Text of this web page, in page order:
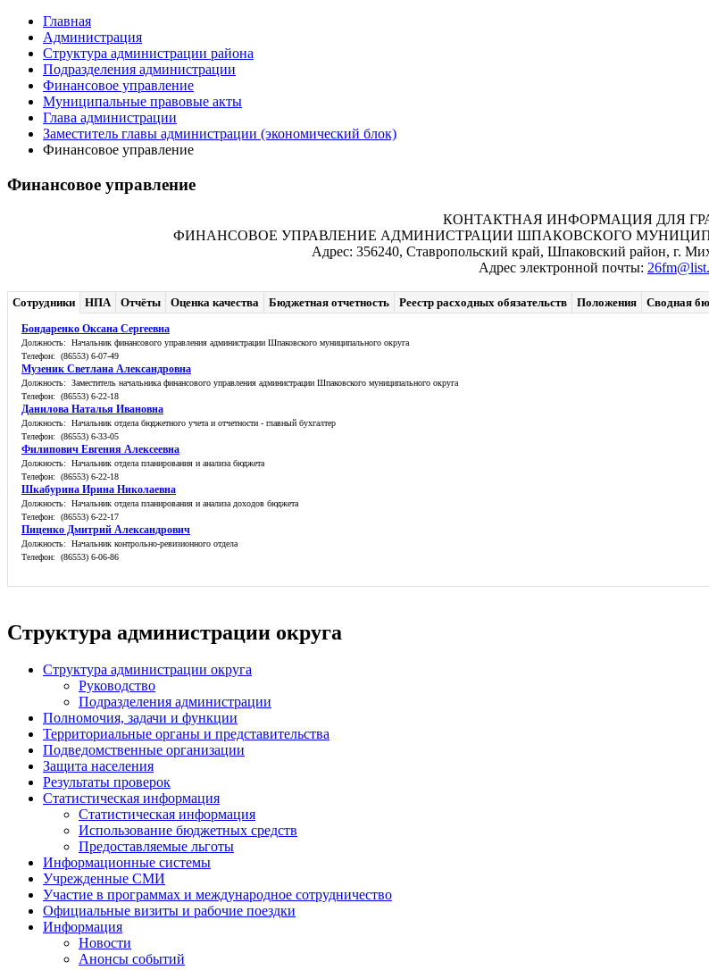
Главная
Администрация
Структура администрации района
Подразделения администрации
Финансовое управление
Муниципальные правовые акты
Глава администрации
Заместитель главы администрации (экономический блок)
Финансовое управление
Финансовое управление
КОНТАКТНАЯ ИНФОРМАЦИЯ ДЛЯ
ФИНАНСОВОЕ УПРАВЛЕНИЕ АДМИНИСТРАЦИИ ШПАКОВСКОГО
Адрес: 356240, Ставропольский край, Шпаковский район, г.
Адрес электронной почты:
Сотрудники НПА Отчёты Оценка качества Бюджетная отчетность Реестр расходных обязательств Положения Сводная
Бондаренко Оксана Сергеевна
Должность: Начальник финансового управления администрации Шпаковского муниципального округа
Телефон: (86553) 6-07-49
Музеник Светлана Александровна
Должность: Заместитель начальника финансового управления администрации Шпаковского муниципального округа
Телефон: (86553) 6-22-18
Данилова Наталья Ивановна
Должность: Начальник отдела бюджетного учета и отчетности - главный бухгалтер
Телефон: (86553) 6-33-05
Филипович Евгения Алексеевна
Должность: Начальник отдела планирования и анализа бюджета
Телефон: (86553) 6-22-18
Шкабурина Ирина Николаевна
Должность: Начальник отдела планирования и анализа доходов бюджета
Телефон: (86553) 6-22-17
Пиценко Дмитрий Александрович
Должность: Начальник контрольно-ревизионного отдела
Телефон: (86553) 6-06-86
Структура администрации округа
Структура администрации округа
Руководство
Подразделения администрации
Полномочия, задачи и функции
Территориальные органы и представительства
Подведомственные организации
Защита населения
Результаты проверок
Статистическая информация
Статистическая информация
Использование бюджетных средств
Предоставляемые льготы
Информационные системы
Учрежденные СМИ
Участие в программах и международное сотрудничество
Официальные визиты и рабочие поездки
Информация
Новости
Анонсы событий